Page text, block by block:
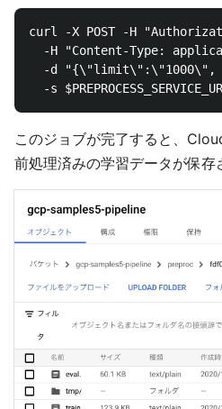
curl -X POST -H
-H "Content-Type:
-d
このジョブが完了すると、
前処理済みの学習データが保存